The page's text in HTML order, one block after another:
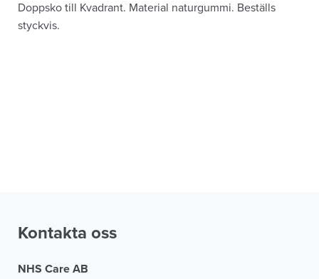
Doppsko till Kvadrant. Material naturgummi. Beställs
styckvis.
Kontakta oss
NHS Care AB